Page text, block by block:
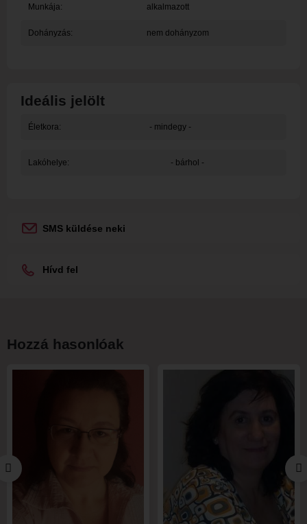
Munkája: alkalmazott
Dohányzás: nem dohányzom
Ideális jelölt
Életkora: - mindegy -
Lakóhelye: - bárhol -
SMS küldése neki
Hívd fel
Hozzá hasonlóak